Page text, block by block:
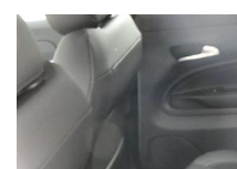
Ho letto e accetto